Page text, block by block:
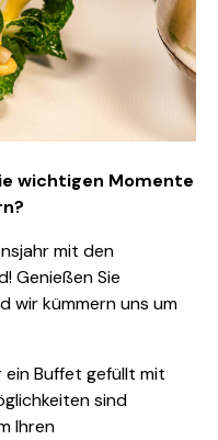
wichtigen Momente
mit den
Genießen Sie
wir kümmern uns um
ein Buffet gefüllt mit
sind
Ihren